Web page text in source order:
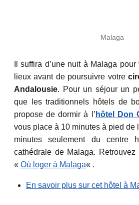
Malaga
Il suffira d’une nuit à Malaga
lieux avant de poursuivre votre
Andalousie. Pour un séjour un
que les traditionnels hôtels de
propose de dormir à l’ hôtel Don
vous place à 10 minutes à pied de
minutes seulement du centre
cathédrale de Malaga. Retrouvez
« Où loger à Malaga« .
En savoir plus sur cet hôtel à